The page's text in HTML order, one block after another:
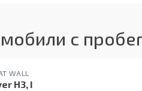
с
WALL
H3, I